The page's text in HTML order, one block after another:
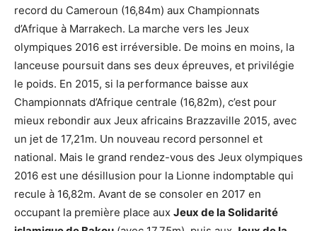
record du Cameroun (16,84m) aux Championnats
d’Afrique à Marrakech. La marche vers les Jeux
olympiques 2016 est irréversible. De moins en moins, la
lanceuse poursuit dans ses deux épreuves, et privilégie
le poids. En 2015, si la performance baisse aux
Championnats d’Afrique centrale (16,82m), c’est pour
mieux rebondir aux Jeux africains Brazzaville 2015, avec
un jet de 17,21m. Un nouveau record personnel et
national. Mais le grand rendez-vous des Jeux olympiques
2016 est une désillusion pour la Lionne indomptable qui
recule à 16,82m. Avant de se consoler en 2017 en
occupant la première place aux Jeux de la Solidarité